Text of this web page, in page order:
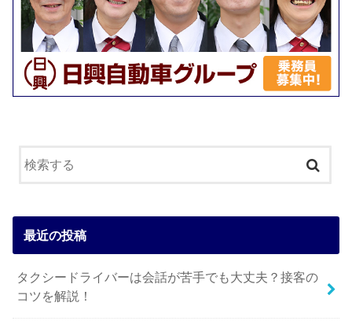
最近の投稿
タクシードライバーは会話が苦手でも大丈夫？接客の
コツを解説！